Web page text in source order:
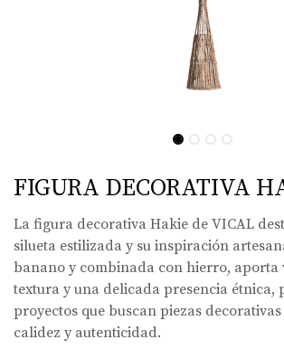
FIGURA DECORATIVA
La figura decorativa Hakie de VICAL
silueta estilizada y su inspiración
banano y combinada con hierro, aporta
textura y una delicada presencia étnica,
proyectos que buscan piezas
calidez y autenticidad.